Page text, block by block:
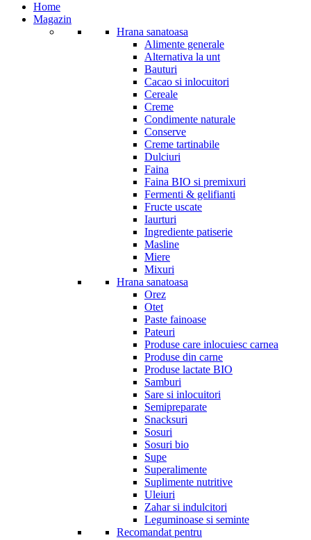
Home
Magazin
Hrana sanatoasa
Alimente generale
Alternativa la unt
Bauturi
Cacao si inlocuitori
Cereale
Creme
Condimente naturale
Conserve
Creme tartinabile
Dulciuri
Faina
Faina BIO si premixuri
Fermenti & gelifianti
Fructe uscate
Iaurturi
Ingrediente patiserie
Masline
Miere
Mixuri
Hrana sanatoasa
Orez
Otet
Paste fainoase
Pateuri
Produse care inlocuiesc carnea
Produse din carne
Produse lactate BIO
Samburi
Sare si inlocuitori
Semipreparate
Snacksuri
Sosuri
Sosuri bio
Supe
Superalimente
Suplimente nutritive
Uleiuri
Zahar si indulcitori
Leguminoase si seminte
Recomandat pentru